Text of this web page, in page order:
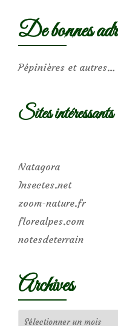
De bonnes
Pépinières et autres…
Sites intéressants
Natagora
Insectes.net
zoom-nature.fr
florealpes.com
notesdeterrain
Archives